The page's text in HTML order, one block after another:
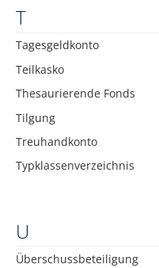
T
Tagesgeldkonto
Teilkasko
Thesaurierende Fonds
Tilgung
Treuhandkonto
Typklassenverzeichnis
U
Überschussbeteiligung